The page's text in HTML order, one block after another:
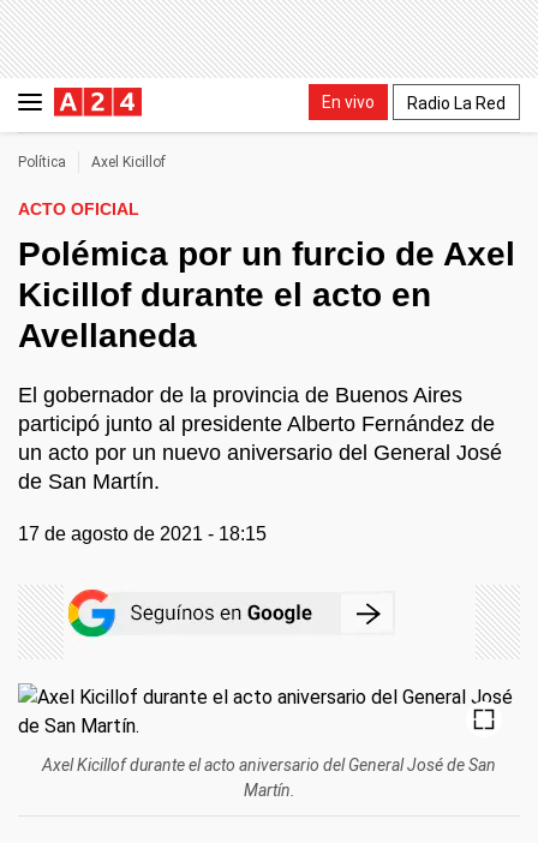
En vivo Radio La Red
Política Axel Kicillof
ACTO OFICIAL
Polémica por un furcio de Axel
Kicillof durante el acto en
Avellaneda
El gobernador de la provincia de Buenos Aires
participó junto al presidente Alberto Fernández de
un acto por un nuevo aniversario del General José
de San Martín.
17 de agosto de 2021 - 18:15
Axel Kicillof durante el acto aniversario del General José de San
Martín.